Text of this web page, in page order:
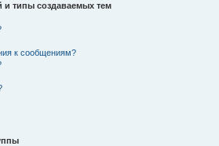
типы создаваемых тем
к сообщениям?